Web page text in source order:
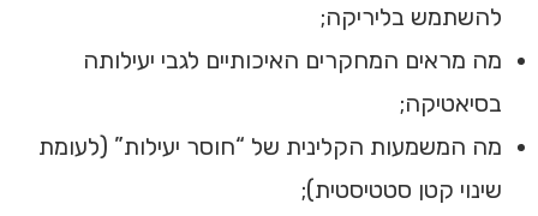
להשתמש בליריקה;
מה מראים המחקרים האיכותיים לגבי יעילותה
בסיאטיקה;
מה המשמעות הקלינית של “חוסר יעילות” (לעומת
שינוי קטן סטטיסטית);